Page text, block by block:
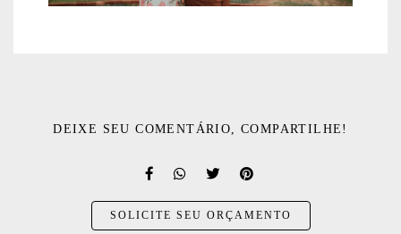
DEIXE SEU COMENTÁRIO, COMPARTILHE!
SOLICITE SEU ORÇAMENTO